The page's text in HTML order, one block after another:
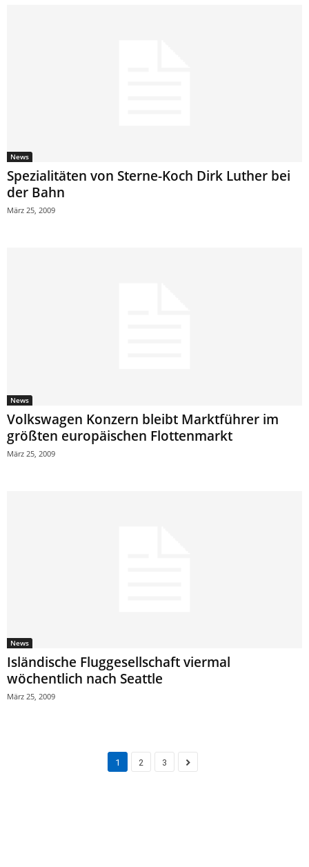
News
Spezialitäten von Sterne-Koch Dirk Luther bei
der Bahn
März 25, 2009
News
Volkswagen Konzern bleibt Marktführer im
größten europäischen Flottenmarkt
März 25, 2009
News
Isländische Fluggesellschaft viermal
wöchentlich nach Seattle
März 25, 2009
1 2 3